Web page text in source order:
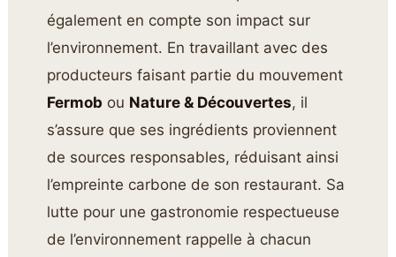
également en compte son impact sur
l’environnement. En travaillant avec des
producteurs faisant partie du mouvement
Fermob ou Nature & Découvertes, il
s’assure que ses ingrédients proviennent
de sources responsables, réduisant ainsi
l’empreinte carbone de son restaurant. Sa
lutte pour une gastronomie respectueuse
de l’environnement rappelle à chacun